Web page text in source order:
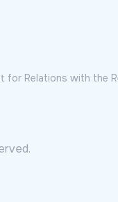
Relations with the